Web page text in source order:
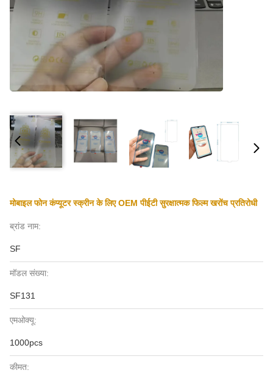
मोबाइल फोन कंप्यूटर स्क्रीन के लिए OEM पीईटी सुरक्षात्मक फिल्म खरोंच प्रतिरोधी
ब्रांड नाम:
SF
मॉडल संख्या:
SF131
एमओक्यू:
1000pcs
कीमत: